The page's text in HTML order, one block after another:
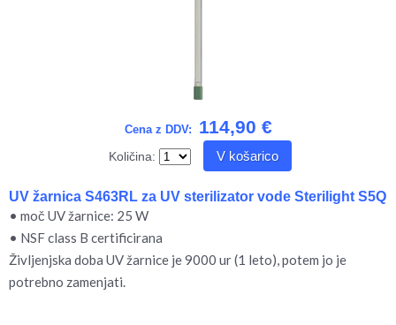
Cena z DDV: 114,90 €
Količina: V košarico
UV žarnica S463RL za UV sterilizator vode Sterilight S5Q
• moč UV žarnice: 25 W
• NSF class B certificirana
Življenjska doba UV žarnice je 9000 ur (1 leto), potem jo je
potrebno zamenjati.